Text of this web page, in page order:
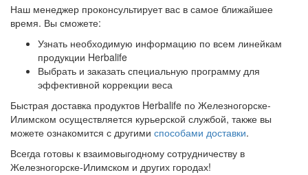
Наш менеджер проконсультирует вас в самое ближайшее
время. Вы сможете:
Узнать необходимую информацию по всем линейкам
продукции Herbalife
Выбрать и заказать специальную программу для
эффективной коррекции веса
Быстрая доставка продуктов Herbalife по Железногорске-
Илимском осуществляется курьерской службой, также вы
можете ознакомится с другими способами доставки.
Всегда готовы к взаимовыгодному сотрудничеству в
Железногорске-Илимском и других городах!